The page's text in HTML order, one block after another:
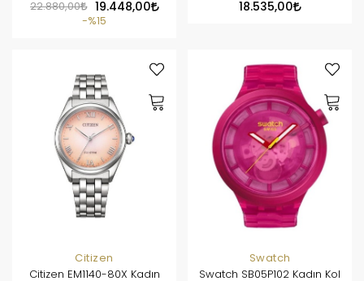
22.880,00
19.448,00
%15
18.535,00
Citizen
Citizen EM1140-80X Kadın
Swatch
Swatch SB05P102 Kadın Kol